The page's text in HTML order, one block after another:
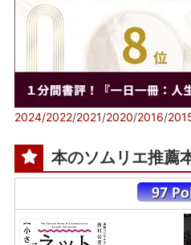
2024/2022/2021/2020/2016/
本のソムリエ推薦